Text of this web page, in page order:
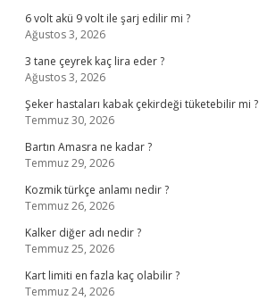
6 volt akü 9 volt ile şarj edilir mi ?
Ağustos 3, 2026
3 tane çeyrek kaç lira eder ?
Ağustos 3, 2026
Şeker hastaları kabak çekirdeği tüketebilir mi ?
Temmuz 30, 2026
Bartın Amasra ne kadar ?
Temmuz 29, 2026
Kozmik türkçe anlamı nedir ?
Temmuz 26, 2026
Kalker diğer adı nedir ?
Temmuz 25, 2026
Kart limiti en fazla kaç olabilir ?
Temmuz 24, 2026